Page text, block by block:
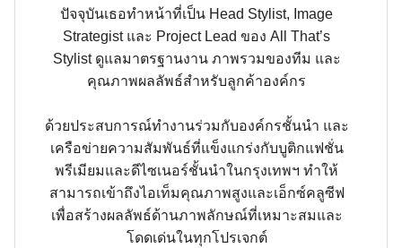
ปัจจุบันเธอทำหน้าที่เป็น Head Stylist, Image
Strategist และ Project Lead ของ All That’s
Stylist ดูแลมาตรฐานงาน ภาพรวมของทีม และ
คุณภาพผลลัพธ์สำหรับลูกค้าองค์กร
ด้วยประสบการณ์ทำงานร่วมกับองค์กรชั้นนำ และ
เครือข่ายความสัมพันธ์ที่แข็งแกร่งกับบูติกแฟชั่น
พรีเมียมและดีไซเนอร์ชั้นนำในกรุงเทพฯ ทำให้
สามารถเข้าถึงไอเท็มคุณภาพสูงและเอ็กซ์คลูซีฟ
เพื่อสร้างผลลัพธ์ด้านภาพลักษณ์ที่เหมาะสมและ
โดดเด่นในทุกโปรเจกต์